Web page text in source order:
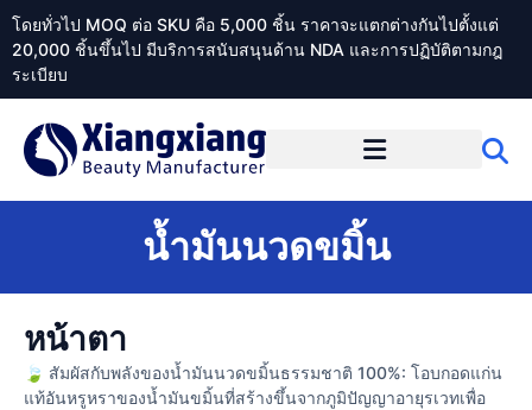
โดยทั่วไป MOQ ต่อ SKU คือ 5,000 ชิ้น ราคาจะแตกต่างกันไปตั้งแต่
20,000 ชิ้นขึ้นไป มีบริการสนับสนุนด้าน NDA และการปฏิบัติตามกฎ
ระเบียบ
น้ำมันนวดขมิ้น
หน้าตา
🍃 สัมผัสกับพลังของน้ำมันนวดขมิ้นธรรมชาติ 100%: โอบกอดแก่น
แท้อันหรูหราของน้ำมันขมิ้นที่สร้างขึ้นจากภูมิปัญญาอายุรเวทเพื่อ